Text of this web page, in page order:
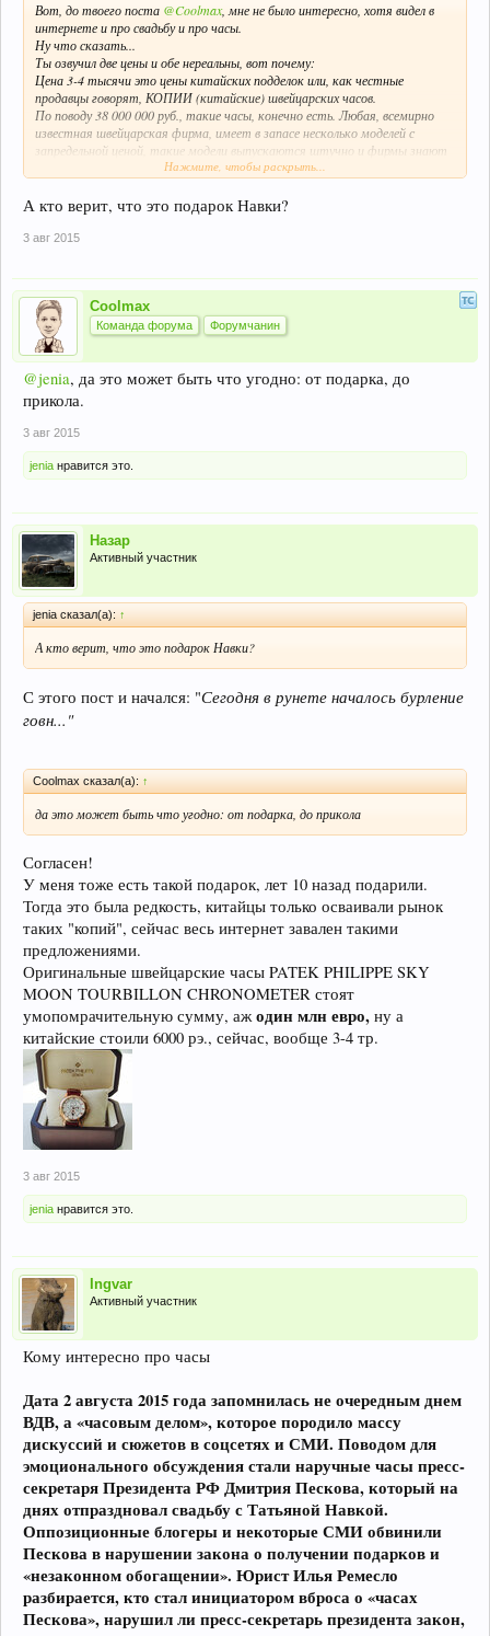
Вот, до твоего поста @Coolmax, мне не было интересно, хотя видел в
интернете и про свадьбу и про часы.
Ну что сказать...
Ты озвучил две цены и обе нереальны, вот почему:
Цена 3-4 тысячи это цены китайских подделок или, как честные
продавцы говорят, КОПИИ (китайские) швейцарских часов.
По поводу 38 000 000 руб., такие часы, конечно есть. Любая, всемирно
известная швейцарская фирма, имеет в запасе несколько моделей с
запредельной ценой, такие модели выпускаются штучно и фирмы знают
поименно покупателей.
конечно не 3 тыс. но и далеко не 38 млн.)
Нажмите, чтобы раскрыть...
А кто верит, что это подарок Навки?
3 авг 2015
Coolmax
Команда форума Форумчанин
@jenia, да это может быть что угодно: от подарка, до
прикола.
3 авг 2015
jenia нравится это.
Назар
Активный участник
jenia сказал(а): ↑
А кто верит, что это подарок Навки?
С этого пост и начался: "Сегодня в рунете началось бурление
говн..."
Coolmax сказал(а): ↑
да это может быть что угодно: от подарка, до прикола
Согласен!
У меня тоже есть такой подарок, лет 10 назад подарили.
Тогда это была редкость, китайцы только осваивали рынок
таких "копий", сейчас весь интернет завален такими
предложениями.
Оригинальные швейцарские часы PATEK PHILIPPE SKY
MOON TOURBILLON CHRONOMETER стоят
умопомрачительную сумму, ажодин млн евро, ну а
китайские стоили 6000 рэ., сейчас, вообще 3-4 тр.
3 авг 2015
jenia нравится это.
Ingvar
Активный участник
Кому интересно про часы
Дата 2 августа 2015 года запомнилась не очередным днем
ВДВ, а «часовым делом», которое породило массу
дискуссий и сюжетов в соцсетях и СМИ. Поводом для
эмоционального обсуждения стали наручные часы пресс-
секретаря Президента РФ Дмитрия Пескова, который на
днях отпраздновал свадьбу с Татьяной Навкой.
Оппозиционные блогеры и некоторые СМИ обвинили
Пескова в нарушении закона о получении подарков и
«незаконном обогащении». Юрист Илья Ремесло
разбирается, кто стал инициатором вброса о «часах
Пескова», нарушил ли пресс-секретарь президента закон,